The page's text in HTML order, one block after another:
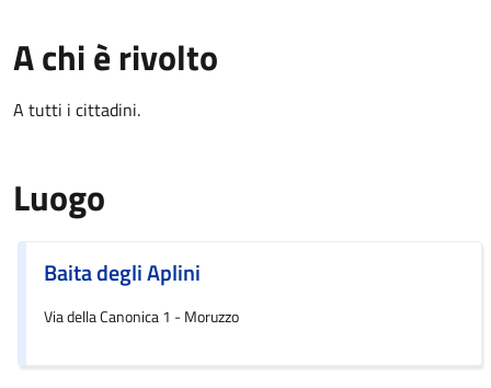
A chi è rivolto
A tutti i cittadini.
Luogo
Baita degli Aplini
Via della Canonica 1 - Moruzzo